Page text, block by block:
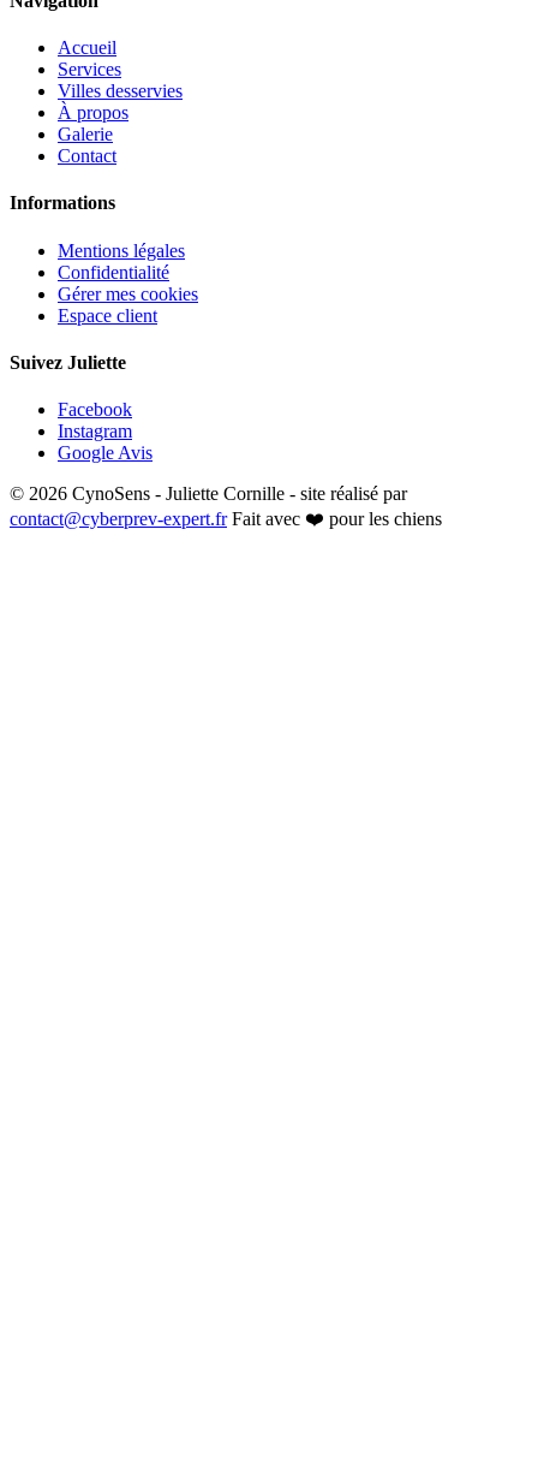
Accueil
Services
Villes desservies
À propos
Galerie
Contact
Informations
Mentions légales
Confidentialité
Gérer mes cookies
Espace client
Suivez Juliette
Facebook
Instagram
Google Avis
© 2026 CynoSens - Juliette Cornille - site réalisé par
contact@cyberprev-expert.fr Fait avec ❤️ pour les chiens